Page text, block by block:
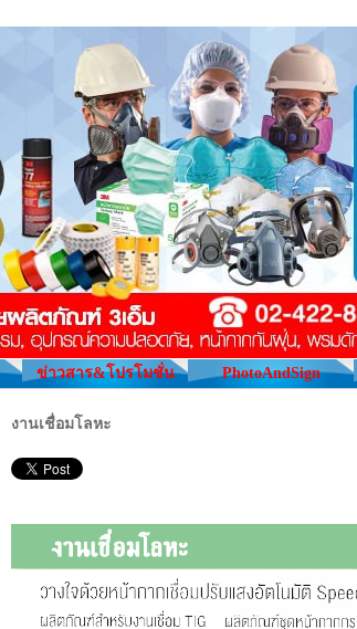
ข่าวสาร&โปรโมชั่น PhotoAndSign
งานเชื่อมโลหะ